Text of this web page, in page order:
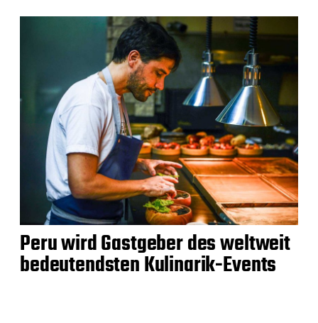
Peru wird Gastgeber des weltweit
bedeutendsten Kulinarik-Events